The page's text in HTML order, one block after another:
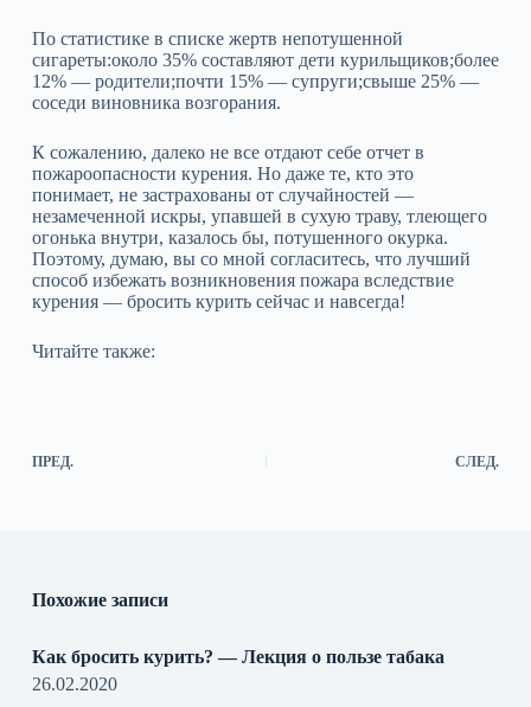
По статистике в списке жертв непотушенной
сигареты:около 35% составляют дети курильщиков;более
12% — родители;почти 15% — супруги;свыше 25% —
соседи виновника возгорания.
К сожалению, далеко не все отдают себе отчет в
пожароопасности курения. Но даже те, кто это
понимает, не застрахованы от случайностей —
незамеченной искры, упавшей в сухую траву, тлеющего
огонька внутри, казалось бы, потушенного окурка.
Поэтому, думаю, вы со мной согласитесь, что лучший
способ избежать возникновения пожара вследствие
курения — бросить курить сейчас и навсегда!
Читайте также:
ПРЕД. СЛЕД.
Похожие записи
Как бросить курить? — Лекция о пользе табака
26.02.2020